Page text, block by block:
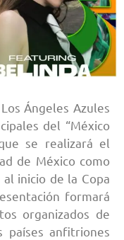
Ángeles Azules
del “México
se realizará el
de México como
inicio de la Copa
formará
organizados de
países anfitriones